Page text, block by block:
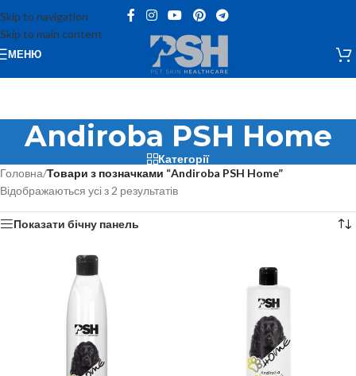
Skip to navigation
Skip to main content
МЕНЮ
Andiroba PSH Home
Категорії
Головна/Товари з позначками “Andiroba PSH Home”
Відображаються усі з 2 результатів
Показати бічну панель